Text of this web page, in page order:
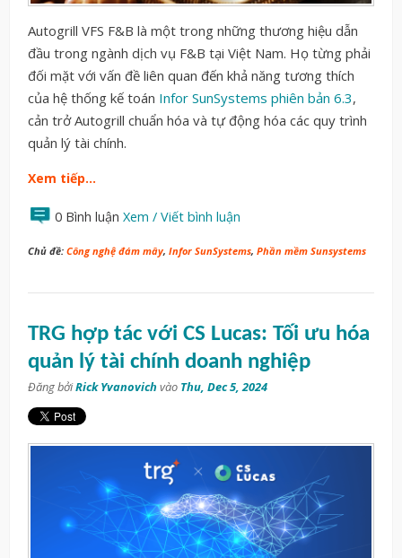
Autogrill VFS F&B là một trong những thương hiệu dẫn
đầu trong ngành dịch vụ F&B tại Việt Nam. Họ từng phải
đối mặt với vấn đề liên quan đến khả năng tương thích
của hệ thống kế toán Infor SunSystems phiên bản 6.3,
cản trở Autogrill chuẩn hóa và tự động hóa các quy trình
quản lý tài chính.
Xem tiếp…
0 Bình luận Xem / Viết bình luận
Chủ đề: Công nghệ đám mây, Infor SunSystems, Phần mềm Sunsystems
TRG hợp tác với CS Lucas: Tối ưu hóa
quản lý tài chính doanh nghiệp
Đăng bởiRick Yvanovich vào Thu, Dec 5, 2024